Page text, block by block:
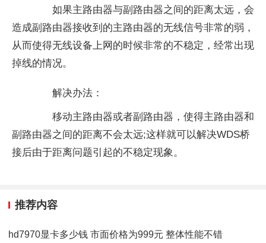
如果主路由器与副路由器之间的距离太远，会
造成副路由器接收到的主路由器的无线信号非常的弱，
从而使得无线设备上网的时候非常的不稳定，经常出现
掉线的情况。
解决办法：
移动主路由器或者副路由器，使得主路由器和
副路由器之间的距离不会太远;这样就可以解决WDS桥
接后由于距离问题引起的不稳定现象。
推荐内容
hd7970显卡多少钱 市面价格为999元 整体性能不错